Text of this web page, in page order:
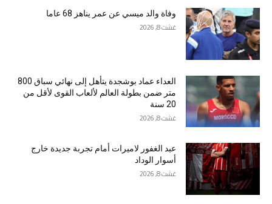
وفاة والد ميسي عن عمر يناهز 68 عاما
غشت 8, 2026
العداء عماد بوشجدة يتأهل إلى نهائي سباق 800
متر ضمن بطولة العالم لألعاب القوى لأقل من
20 سنة
غشت 8, 2026
عبد الغفور لاميرات أمام تجربة جديدة خارج
أسوار الوداد
غشت 8, 2026